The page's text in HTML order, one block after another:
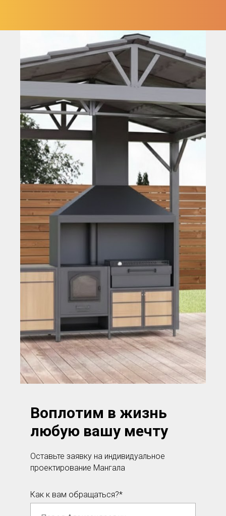
Воплотим в жизнь
любую вашу мечту
Оставьте заявку на индивидуальное
проектирование Мангала
Как к вам обращаться?*